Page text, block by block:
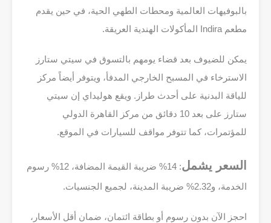
بالبوفيهات العالمية ومحطات الطهي الحية، في حين يقدم
مطعم Indira المأكولات الهندية العريقة.
يمكن للضيوف بعد قضاء يومهم بالتسوق في سيتي ستارز
الاسترخاء في المسبح الخارجي المدفأ، ويتوفر أيضاً مركز
للياقة البدنية على أحدث طراز. ويقع هوليداي إن سيتي
ستارز على بعد 10 دقائق من مركز القاهرة الدولي
للمؤتمرات، كما تتوفر مواقف للسيارات في الموقع.
السعر يشمل
: 14% ضريبة القيمة المضافة، 12% رسوم
الخدمة، و2.32% ضريبة المدينة، لجميع الجنسيات.
احجز الآن بدون رسوم أو بطاقة ائتمان، ضمان أقل الأسعار،